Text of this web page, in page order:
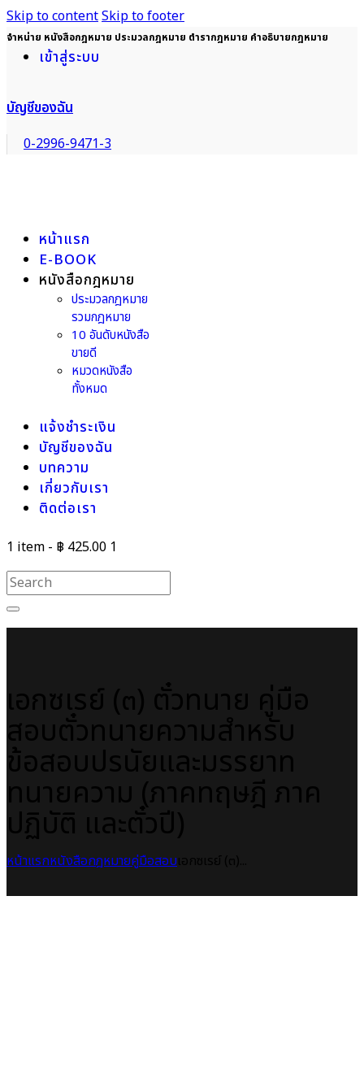
Skip to contentSkip to footer
จำหน่าย หนังสือกฎหมาย ประมวลกฎหมาย ตำรากฎหมาย คำอธิบายกฎหมาย
เข้าสู่ระบบ
บัญชีของฉัน
0-2996-9471-3
หน้าแรก
E-BOOK
หนังสือกฎหมาย
ประมวลกฎหมาย
รวมกฎหมาย
10 อันดับหนังสือ
ขายดี
หมวดหนังสือ
ทั้งหมด
แจ้งชำระเงิน
บัญชีของฉัน
บทความ
เกี่ยวกับเรา
ติดต่อเรา
1 item - ฿ 425.00 1
หน้าแรกหนังสือกฎหมายคู่มือสอบ